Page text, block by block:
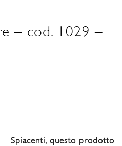
– cod. 1029 –
Spiacenti, questo prodotto